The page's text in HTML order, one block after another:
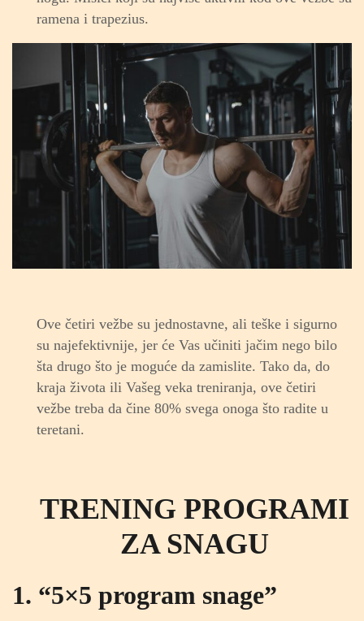
ramena i trapezius.
Ove četiri vežbe su jednostavne, ali teške i sigurno
su najefektivnije, jer će Vas učiniti jačim nego bilo
šta drugo što je moguće da zamislite. Tako da, do
kraja života ili Vašeg veka treniranja, ove četiri
vežbe treba da čine 80% svega onoga što radite u
teretani.
TRENING PROGRAMI
ZA SNAGU
1. “5×5 program snage”